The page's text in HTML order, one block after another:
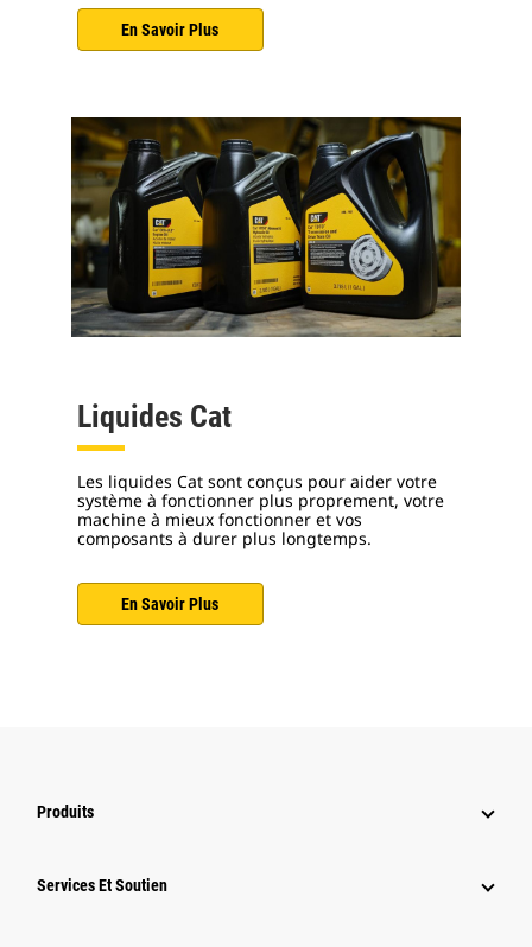
En Savoir Plus
Liquides Cat
Les liquides Cat sont conçus pour aider votre
système à fonctionner plus proprement, votre
machine à mieux fonctionner et vos
composants à durer plus longtemps.
En Savoir Plus
Produits
Services Et Soutien